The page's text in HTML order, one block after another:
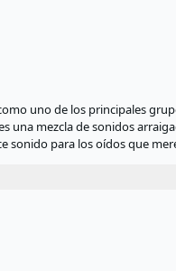
uno de los principales
una mezcla de sonidos
sonido para los oí­dos que